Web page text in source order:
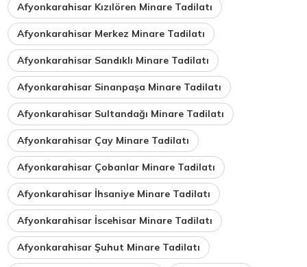
Afyonkarahisar Kızılören Minare Tadilatı
Afyonkarahisar Merkez Minare Tadilatı
Afyonkarahisar Sandıklı Minare Tadilatı
Afyonkarahisar Sinanpaşa Minare Tadilatı
Afyonkarahisar Sultandağı Minare Tadilatı
Afyonkarahisar Çay Minare Tadilatı
Afyonkarahisar Çobanlar Minare Tadilatı
Afyonkarahisar İhsaniye Minare Tadilatı
Afyonkarahisar İscehisar Minare Tadilatı
Afyonkarahisar Şuhut Minare Tadilatı